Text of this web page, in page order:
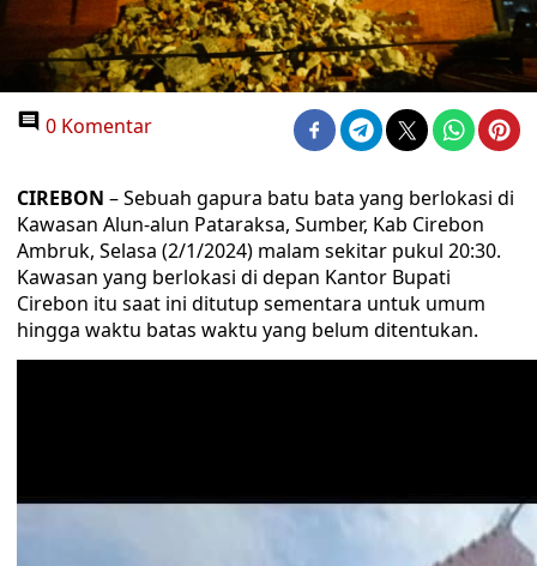
0 Komentar
CIREBON – Sebuah gapura batu bata yang berlokasi di
Kawasan Alun-alun Pataraksa, Sumber, Kab Cirebon
Ambruk, Selasa (2/1/2024) malam sekitar pukul 20:30.
Kawasan yang berlokasi di depan Kantor Bupati
Cirebon itu saat ini ditutup sementara untuk umum
hingga waktu batas waktu yang belum ditentukan.